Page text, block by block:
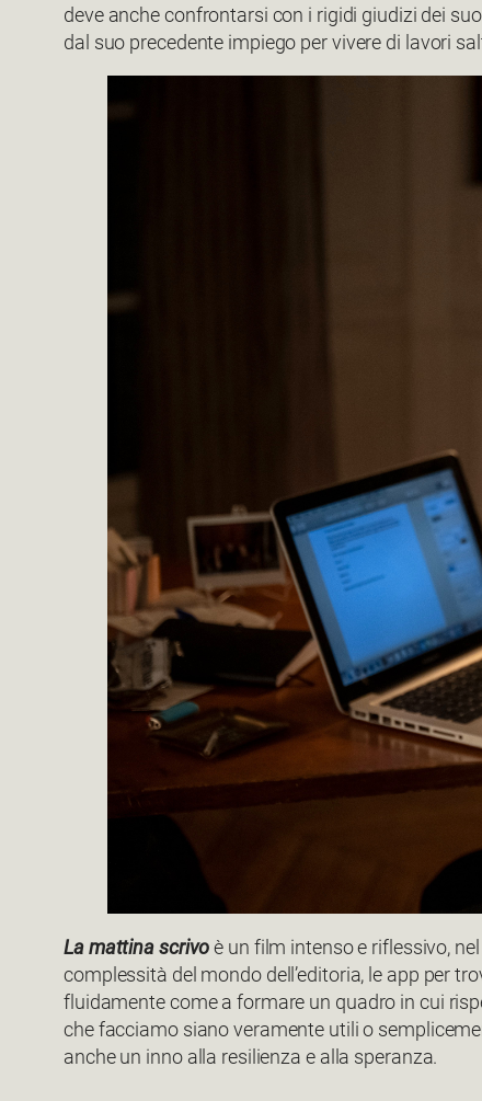
deve anche confrontarsi con i rigidi giudizi dei
dal suo precedente impiego per vivere di lavori
La mattina scrivoè un film intenso e riflessivo,
complessità del mondo dell’editoria, le app per
fluidamente come a formare un quadro in cui
che facciamo siano veramente utili o
anche un inno alla resilienza e alla speranza.